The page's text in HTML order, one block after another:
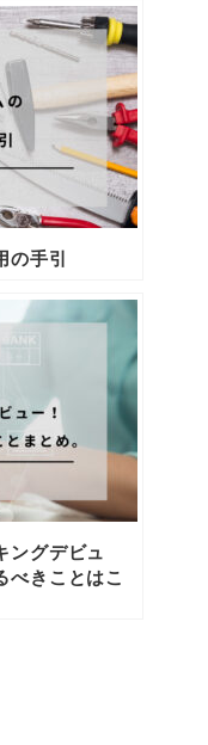
の手引
ングデビュ
べきことはこ